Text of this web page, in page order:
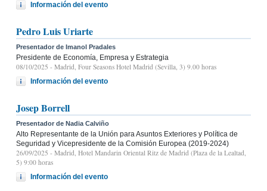
Información del evento
Pedro Luis Uriarte
Presentador de Imanol Pradales
Presidente de Economía, Empresa y Estrategia
08/10/2025 - Madrid, Four Seasons Hotel Madrid (Sevilla, 3) 9.00 horas
Información del evento
Josep Borrell
Presentador de Nadia Calviño
Alto Representante de la Unión para Asuntos Exteriores y Política de
Seguridad y Vicepresidente de la Comisión Europea (2019-2024)
26/09/2025 - Madrid, Hotel Mandarin Oriental Ritz de Madrid (Plaza de la Lealtad,
5) 9:00 horas
Información del evento